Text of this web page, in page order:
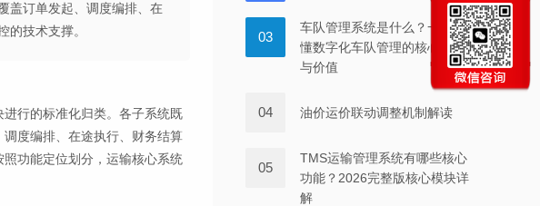
03
车队管理系统是什么？一文读
懂数字化车队管理的核心功能
与价值
04 油价运价联动调整机制解读
05
TMS运输管理系统有哪些核心
功能？2026完整版核心模块详
解
盖订单发起、调度编排、在
技术支撑。
行的标准化归类。各子系统既
度编排、在途执行、财务结算
功能定位划分，运输核心系统